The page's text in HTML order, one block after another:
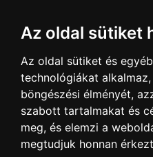
Az oldal sütiket
Az oldal sütiket és
technológiákat
böngészési élményét,
szabott tartalmakat és
meg, és elemzi a
megtudjuk honnan